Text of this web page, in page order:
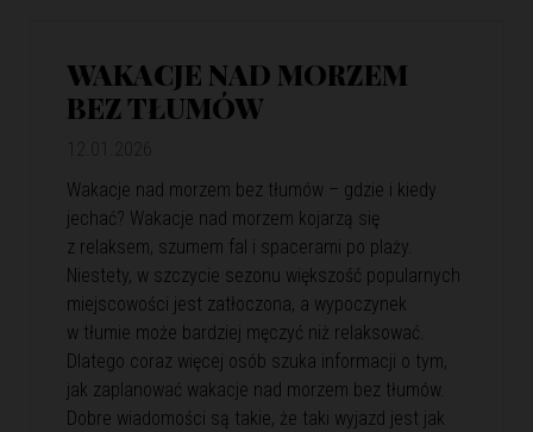
WAKACJE NAD MORZEM
BEZ TŁUMÓW
Wakacje nad morzem bez tłumów – gdzie i kiedy
jechać? Wakacje nad morzem kojarzą się
z relaksem, szumem fal i spacerami po plaży.
Niestety, w szczycie sezonu większość popularnych
miejscowości jest zatłoczona, a wypoczynek
w tłumie może bardziej męczyć niż relaksować.
Dlatego coraz więcej osób szuka informacji o tym,
jak zaplanować wakacje nad morzem bez tłumów.
Dobre wiadomości są takie, że taki wyjazd jest jak